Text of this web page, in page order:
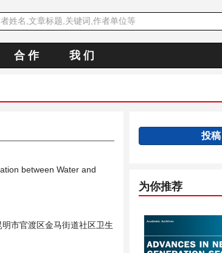
合 作 我 们
between Water and
明市官渡区金马街道社区卫生
投稿
为你推荐